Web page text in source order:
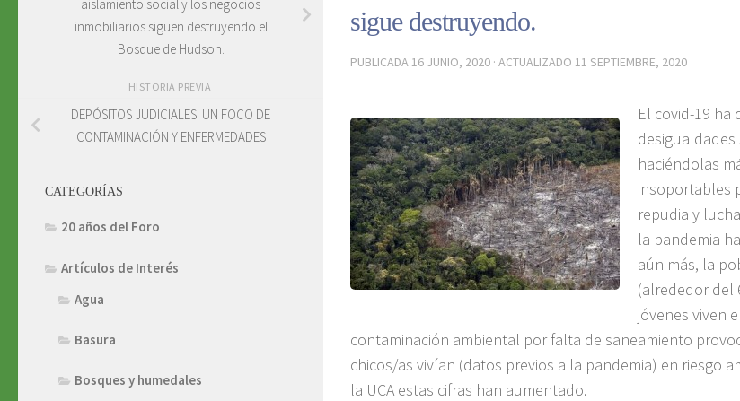
sigue destruyendo.
PUBLICADA 16 JUNIO, 2020 · ACTUALIZADO 11 SEPTIEMBRE, 2020
El covid-19 ha
desigualdades
haciéndolas
insoportables
repudia y
la pandemia
aún más, la
(alrededor del
jóvenes viven
contaminación ambiental por falta de saneamiento
chicos/as vivían (datos previos a la pandemia) en riesgo
la UCA estas cifras han aumentado.
aislamiento social y los negocios
inmobiliarios siguen destruyendo el
Bosque de Hudson.
HISTORIA PREVIA
DEPÓSITOS JUDICIALES: UN FOCO DE
CONTAMINACIÓN Y ENFERMEDADES
CATEGORÍAS
20 años del Foro
Artículos de Interés
Agua
Basura
Bosques y humedales